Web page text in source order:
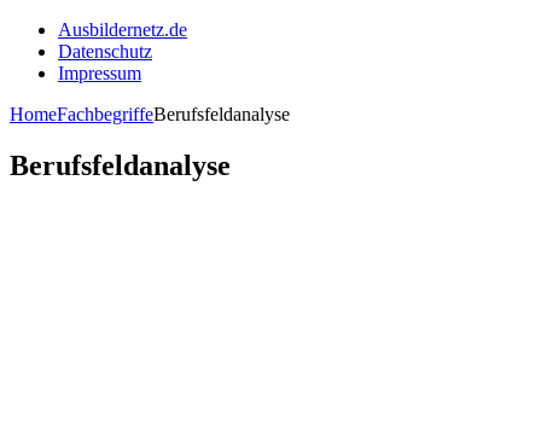
Ausbildernetz.de
Datenschutz
Impressum
HomeFachbegriffeBerufsfeldanalyse
Berufsfeldanalyse